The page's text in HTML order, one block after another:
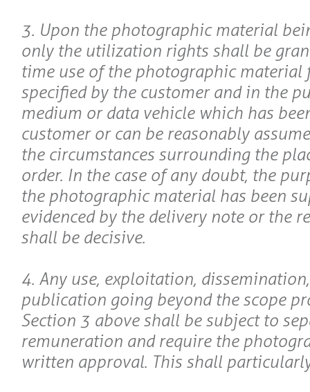
3. Upon the photographic material
only the utilization rights shall be
time use of the photographic material
specified by the customer and in the
medium or data vehicle which has
customer or can be reasonably
the circumstances surrounding the
order. In the case of any doubt, the
the photographic material has been
evidenced by the delivery note or the
shall be decisive.
4. Any use, exploitation,
publication going beyond the scope
Section 3 above shall be subject to
remuneration and require the
written approval. This shall